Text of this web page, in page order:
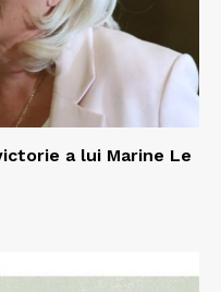
a lui Marine Le